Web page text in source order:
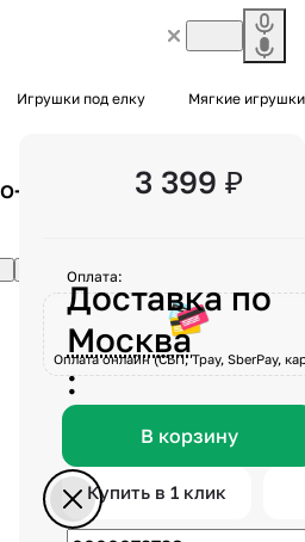
Игрушки под елку Мягкие игрушки
3 399 ₽
Доставка по
Москва
:
Оплата:
Оплата онлайн (СБП, Tpay, SberPay,
В корзину
Купить в 1 клик